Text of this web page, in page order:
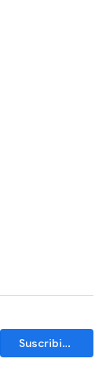
Suscribirse